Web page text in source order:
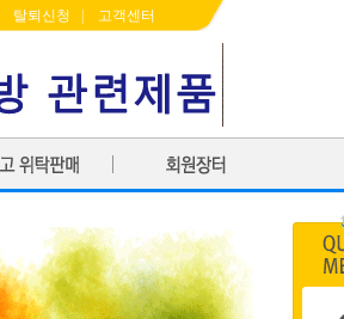
탈퇴신청
고객센터